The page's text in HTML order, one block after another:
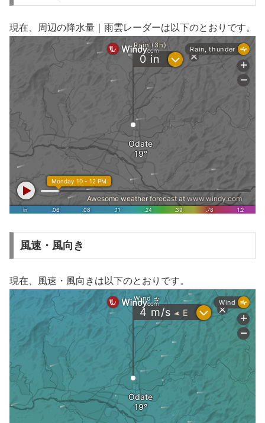
現在、周辺の降水量｜雨雲レーダーは以下のとおりです。
風速・風向き
現在、風速・風向きは以下のとおりです。